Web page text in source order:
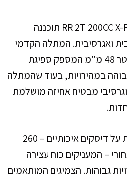
מערכת המתלים של RR 2T 200CC X-PRO תוכננה
ואגרסיבית. המתלה הקדמי
כולל מזלג הידראולי בקוטר 48 מ"מ המספק ספיגת
גבוהה במהירויות, בעוד שהמתלה
מבטיח אחיזה מושלמת
מערכת הבלימה מבוססת על דיסקים איכותיים – 260
240 מ"מ אחורי – המעניקים כוח עצירה
גבוהות. הצמיגים המותאמים